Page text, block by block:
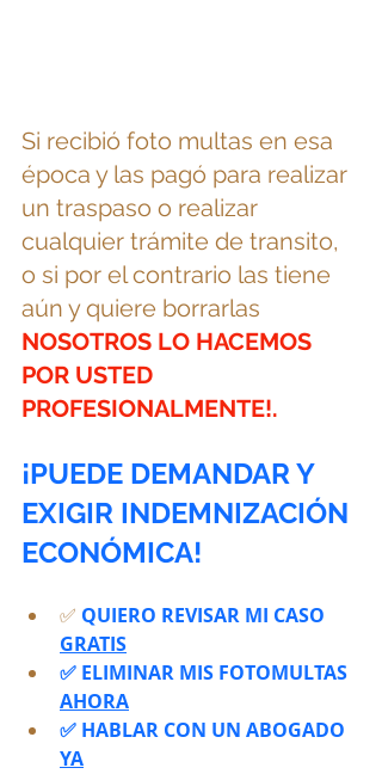
Si recibió foto multas en esa
época y las pagó para realizar
un traspaso o realizar
cualquier trámite de transito,
o si por el contrario las tiene
aún y quiere borrarlas
NOSOTROS LO HACEMOS
POR USTED
PROFESIONALMENTE!.
¡PUEDE DEMANDAR Y
EXIGIR INDEMNIZACIÓN
ECONÓMICA!
✅ QUIERO REVISAR MI CASO
GRATIS
✅ ELIMINAR MIS FOTOMULTAS
AHORA
✅ HABLAR CON UN ABOGADO
YA